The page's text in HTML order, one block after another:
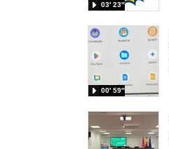
03′ 23″
00′ 59″